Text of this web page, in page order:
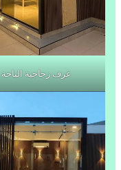
غرف زجاجية الباحة